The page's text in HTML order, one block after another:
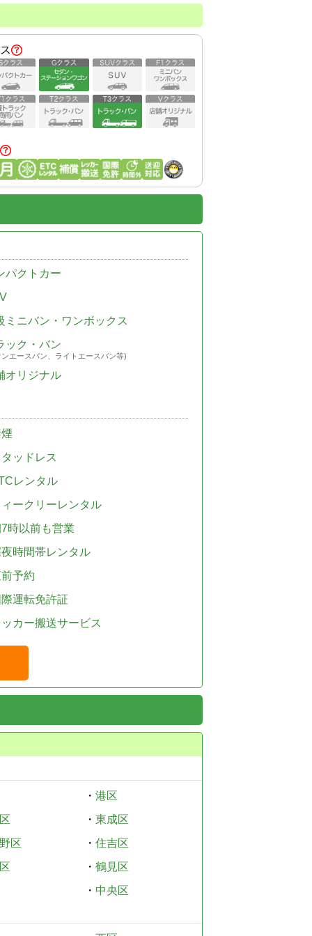
パクトカー
ミニバン・ワンボックス
ック・バン
エースバン、ライトエースバン等)
オリジナル
ッドレス
レンタル
ークリーレンタル
時以前も営業
時間帯レンタル
予約
運転免許証
カー搬送サービス
・ 港区
・ 東成区
区
・ 住吉区
・ 鶴見区
・ 中央区